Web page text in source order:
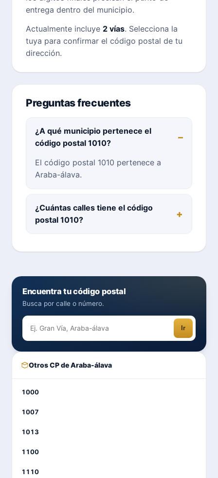
entrega dentro del municipio.
Actualmente incluye 2 vías. Selecciona la
tuya para confirmar el código postal de tu
dirección.
Preguntas frecuentes
¿A qué municipio pertenece el
código postal 1010?
El código postal 1010 pertenece a
Araba-álava.
¿Cuántas calles tiene el código
postal 1010?
Encuentra tu código postal
Busca por calle o número.
Ir
Otros CP de Araba-álava
1000
1007
1013
1100
1110